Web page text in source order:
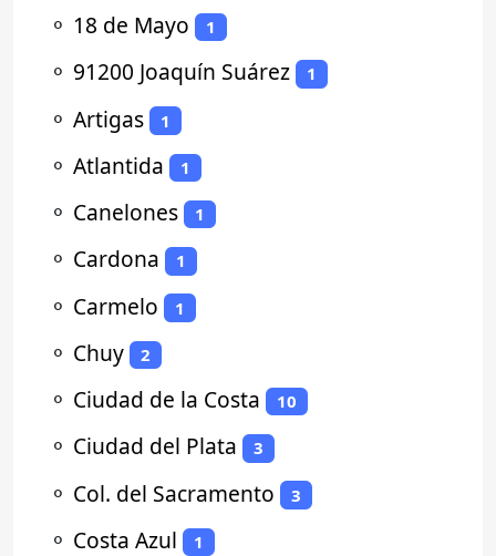
⚬ 18 de Mayo 1
⚬ 91200 Joaquín Suárez 1
⚬ Artigas 1
⚬ Atlantida 1
⚬ Canelones 1
⚬ Cardona 1
⚬ Carmelo 1
⚬ Chuy 2
⚬ Ciudad de la Costa 10
⚬ Ciudad del Plata 3
⚬ Col. del Sacramento 3
⚬ Costa Azul 1